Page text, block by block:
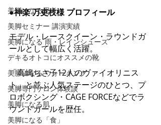
美脚になる思考
美脚セミナー 講演実績
美脚になる 雨・レインシューズ
デキるオトコにオススメの靴
美脚になる ウォーキング
美脚専門サロン体験談
美脚になる肌
美脚になる「食」
●神楽 万吏枝様 プロフィール
モデル・レースクイーン・ラウンドガ
ールとして幅広く活躍。
「高嶋ちさ子12人のヴァイオリニス
ト」と並ぶ人気ステージのひとつ、プ
ロボクシング・CAGE FORCEなどでラ
ウンドガールを歴任。